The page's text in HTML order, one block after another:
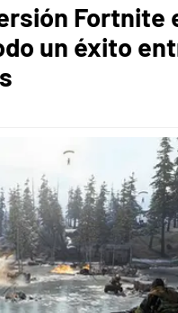
Fortnite
un éxito